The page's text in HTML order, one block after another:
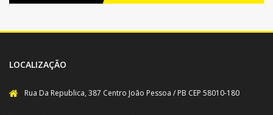
LOCALIZAÇÃO
Rua Da Republica, 387 Centro João Pessoa / PB CEP 58010-180